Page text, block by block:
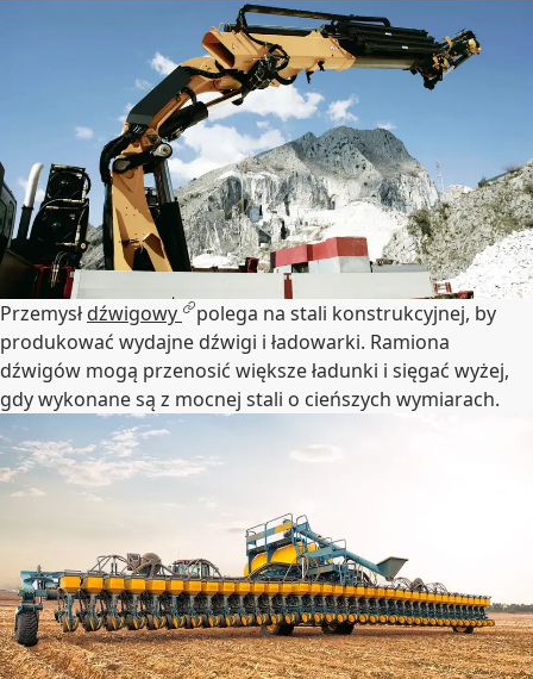
Przemysłdźwigowy
polega na stali konstrukcyjnej, by
produkować wydajne dźwigi i ładowarki. Ramiona
dźwigów mogą przenosić większe ładunki i sięgać wyżej,
gdy wykonane są z mocnej stali o cieńszych wymiarach.